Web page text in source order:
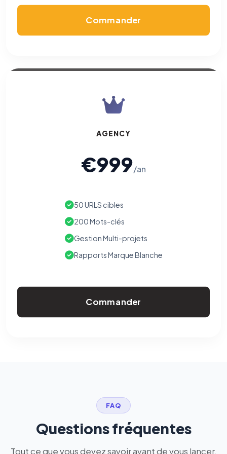
Commander
AGENCY
€999/an
50 URLS cibles
200 Mots-clés
Gestion Multi-projets
Rapports Marque Blanche
Commander
FAQ
Questions fréquentes
Tout ce que vous devez savoir avant de vous lancer.